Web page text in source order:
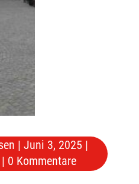
| Juni 3, 2025 |
| 0 Kommentare